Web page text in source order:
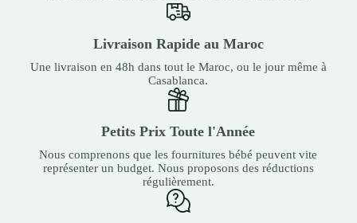
Livraison Rapide au Maroc
Une livraison en 48h dans tout le Maroc, ou le jour même à
Casablanca.
Petits Prix Toute l'Année
Nous comprenons que les fournitures bébé peuvent vite
représenter un budget. Nous proposons des réductions
régulièrement.